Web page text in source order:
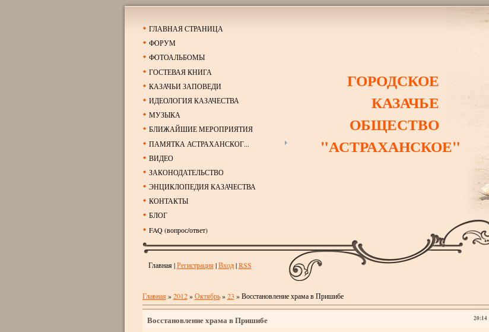
ГЛАВНАЯ СТРАНИЦА
ФОРУМ
ФОТОАЛЬБОМЫ
ГОСТЕВАЯ КНИГА
КАЗАЧЬИ ЗАПОВЕДИ
ИДЕОЛОГИЯ КАЗАЧЕСТВА
МУЗЫКА
БЛИЖАЙШИЕ МЕРОПРИЯТИЯ
ПАМЯТКА АСТРАХАНСКОГ...
ВИДЕО
ЗАКОНОДАТЕЛЬСТВО
ЭНЦИКЛОПЕДИЯ КАЗАЧЕСТВА
КОНТАКТЫ
БЛОГ
FAQ (вопрос/ответ)
ГОРОДСКОЕ
КАЗАЧЬЕ
ОБЩЕСТВО
"АСТРАХАНСКОЕ"
Главная|Регистрация |Вход|RSS
Главная »2012 » Октябрь » 23 » Восстановление храма в Пришибе
20:14
Восстановление храма в Пришибе